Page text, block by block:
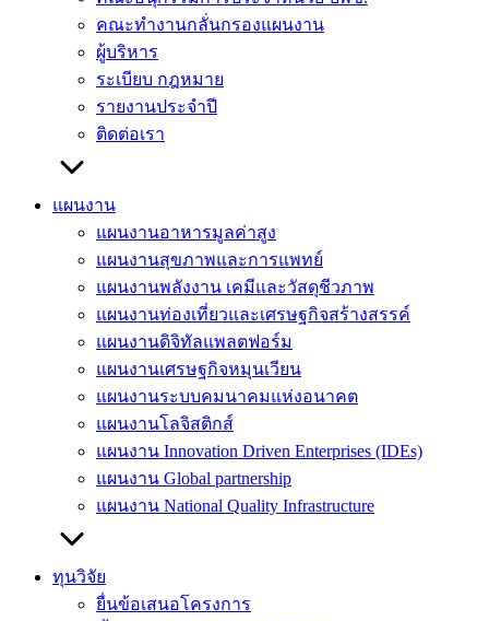
คณะทำงานกลั่นกรองแผนงาน
ผู้บริหาร
ระเบียบ กฎหมาย
รายงานประจำปี
ติดต่อเรา
แผนงาน
แผนงานอาหารมูลค่าสูง
แผนงานสุขภาพและการแพทย์
แผนงานพลังงาน เคมีและวัสดุชีวภาพ
แผนงานท่องเที่ยวและเศรษฐกิจสร้างสรรค์
แผนงานดิจิทัลแพลตฟอร์ม
แผนงานเศรษฐกิจหมุนเวียน
แผนงานระบบคมนาคมแห่งอนาคต
แผนงานโลจิสติกส์
แผนงาน Innovation Driven Enterprises (IDEs)
แผนงาน Global partnership
แผนงาน National Quality Infrastructure
ทุนวิจัย
ยื่นข้อเสนอโครงการ